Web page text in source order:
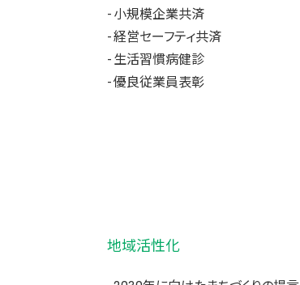
小規模企業共済
経営セーフティ共済
生活習慣病健診
優良従業員表彰
地域活性化